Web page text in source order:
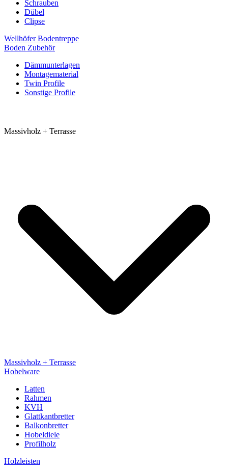
Schrauben
Dübel
Clipse
Wellhöfer Bodentreppe
Boden Zubehör
Dämmunterlagen
Montagematerial
Twin Profile
Sonstige Profile
Massivholz + Terrasse
Massivholz + Terrasse
Hobelware
Latten
Rahmen
KVH
Glattkantbretter
Balkonbretter
Hobeldiele
Profilholz
Holzleisten